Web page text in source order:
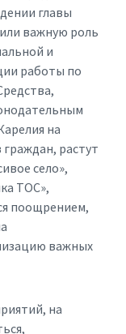
главы
важную роль
и
работы по
на
растут
село»,
ТОС»,
поощрением,
важных
на